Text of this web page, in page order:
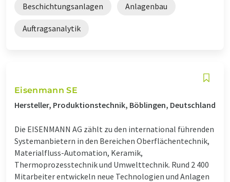
Beschichtungsanlagen Anlagenbau
Auftragsanalytik
Eisenmann SE
Hersteller, Produktionstechnik, Böblingen, Deutschland
Die EISENMANN AG zählt zu den international führenden
Systemanbietern in den Bereichen Oberflächentechnik,
Materialfluss-Automation, Keramik,
Thermoprozesstechnik und Umwelttechnik. Rund 2 400
Mitarbeiter entwickeln neue Technologien und Anlagen